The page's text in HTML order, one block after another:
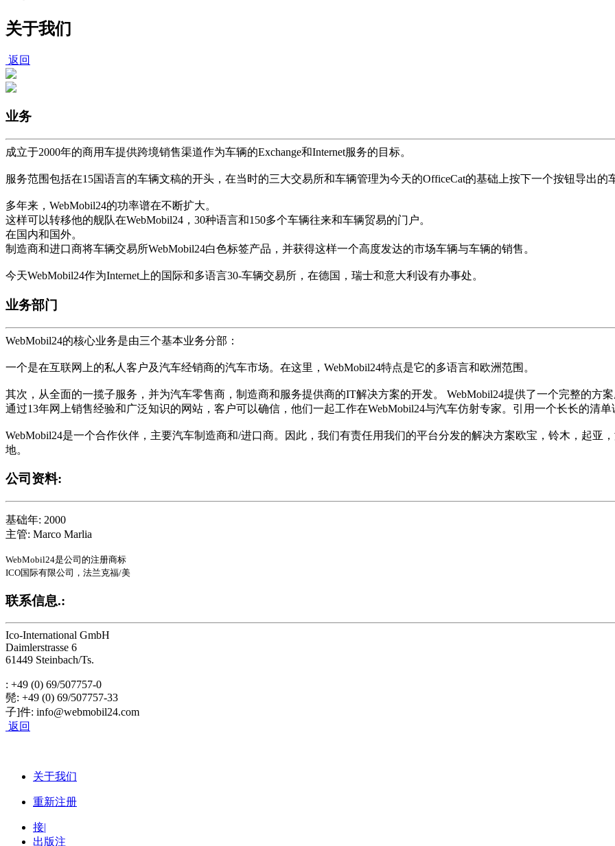
关于我们
返回
业务
成立于2000年的商用车提供跨境销售渠道作为车辆的Exchange和Internet服务的目标。
服务范围包括在15国语言的车辆文稿的开头，在当时的三大交易所和车辆管理为今天的OfficeCat的基础上按下一个按钮导出的
多年来，WebMobil24的功率谱在不断扩大。
这样可以转移他的舰队在WebMobil24，30种语言和150多个车辆往来和车辆贸易的门户。
在国内和国外。
制造商和进口商将车辆交易所WebMobil24白色标签产品，并获得这样一个高度发达的市场车辆与车辆的销售。
今天WebMobil24作为Internet上的国际和多语言30-车辆交易所，在德国，瑞士和意大利设有办事处。
业务部门
WebMobil24的核心业务是由三个基本业务分部：
一个是在互联网上的私人客户及汽车经销商的汽车市场。在这里，WebMobil24特点是它的多语言和欧洲范围。
其次，从全面的一揽子服务，并为汽车零售商，制造商和服务提供商的IT解决方案的开发。 WebMobil24提供了一个完整的方案
通过13年网上销售经验和广泛知识的网站，客户可以确信，他们一起工作在WebMobil24与汽车仿射专家。引用一个长长的清单
WebMobil24是一个合作伙伴，主要汽车制造商和/进口商。因此，我们有责任用我们的平台分发的解决方案欧宝，铃木，起亚
地。
公司资料:
基础年: 2000
主管: Marco Marlia
WebMobil24是公司的注册商标
ICO国际有限公司，法兰克福/美
联系信息.:
Ico-International GmbH
Daimlerstrasse 6
61449 Steinbach/Ts.
: +49 (0) 69/507757-0
髡: +49 (0) 69/507757-33
子]件: info@webmobil24.com
返回
关于我们
重新注册
接|
出版注